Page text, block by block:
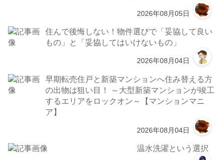
2026年08月05日
住んで後悔しない！物件選びで「妥協して良い
もの」と「妥協してはいけないもの」
2026年08月04日
早期転売住戸と新築マンションへ住み替える方
の出物は狙い目！ ～大型新築マンションが竣工
するエリアをロックオン～【マンションマニ
ア】
2026年08月04日
温水洗濯という選択